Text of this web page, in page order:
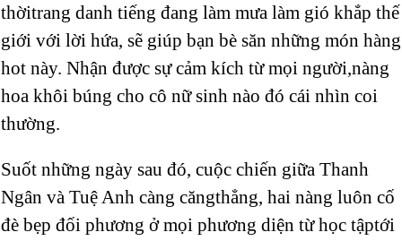
thờitrang danh tiếng đang làm mưa làm gió khắp thế
giới với lời hứa, sẽ giúp bạn bè săn những món hàng
hot này. Nhận được sự cảm kích từ mọi người,nàng
hoa khôi búng cho cô nữ sinh nào đó cái nhìn coi
thường.
Suốt những ngày sau đó, cuộc chiến giữa Thanh
Ngân và Tuệ Anh càng căngthẳng, hai nàng luôn cố
đè bẹp đối phương ở mọi phương diện từ học tậptới